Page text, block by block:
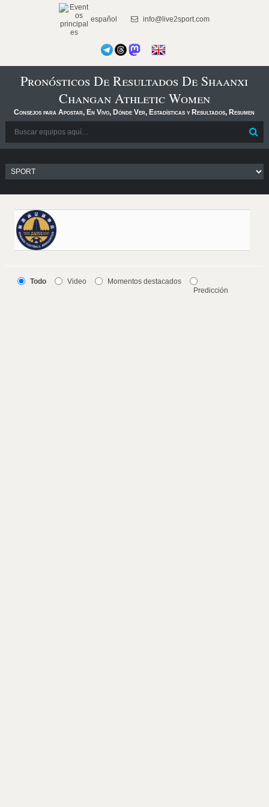
español info@live2sport.com
Pronósticos De Resultados De Shaanxi
Changan Athletic Women
Consejos para Apostar, En Vivo, Dónde Ver, Estadísticas y Resultados, Resumen
Todo Video
Momentos destacados
Predicción